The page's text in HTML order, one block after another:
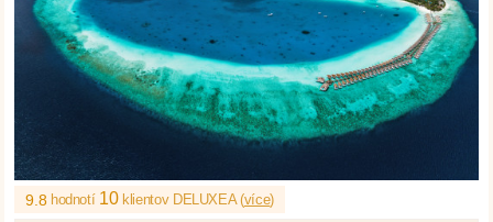
9.8 hodnotí 10klientov DELUXEA (více)